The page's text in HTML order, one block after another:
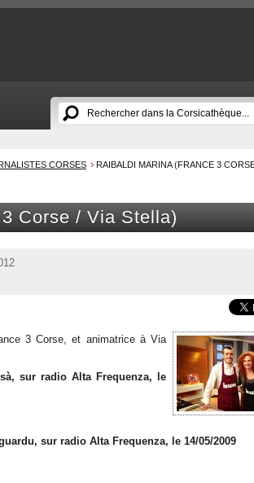
CORSES
RAIBALDI MARINA (FRANCE 3
Corse / Via Stella)
3 Corse, et animatrice à Via
sur radio Alta Frequenza, le
sur radio Alta Frequenza, le 14/05/2009